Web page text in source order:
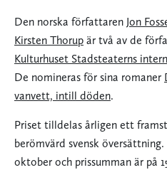
Den norska författaren Jon
Kirsten Thorup är två av de
Kulturhuset Stadsteaterns
De nomineras för sina romaner
vanvett, intill döden.
Priset tilldelas årligen ett
berömvärd svensk
oktober och prissumman är på